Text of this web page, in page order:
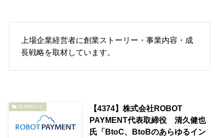
上場企業経営者に創業ストーリー・事業内容・成
長戦略を取材しています。
IR INFOナビ
【4374】株式会社ROBOT
PAYMENT代表取締役 清久健也
氏「BtoC、BtoBのあらゆるイン